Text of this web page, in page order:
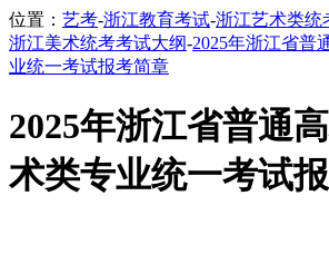
位置： 艺考-浙江教育考试-浙江艺术类统
浙江美术统考考试大纲-2025年浙江省普
业统一考试报考简章
2025年浙江省普通
术类专业统一考试